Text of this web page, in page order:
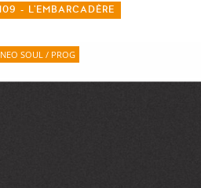
- L'EMBARCADÈRE
NEO SOUL / PROG